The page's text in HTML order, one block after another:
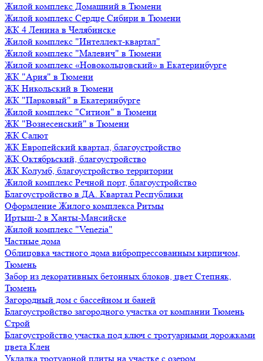
Жилой комплекс Домашний в Тюмени
Жилой комплекс Сердце Сибири в Тюмени
ЖК 4 Ленина в Челябинске
Жилой комплекс "Интеллект-квартал"
Жилой комплекс "Малевич" в Тюмени
Жилой комплекс «Новокольцовский» в Екатеринбурге
ЖК "Ария" в Тюмени
ЖК Никольский в Тюмени
ЖК "Парковый" в Екатеринбурге
Жилой комплекс "Ситион" в Тюмени
ЖК "Вознесенский" в Тюмени
ЖК Салют
ЖК Европейский квартал, благоустройство
ЖК Октябрьский, благоустройство
ЖК Колумб, благоустройство территории
Жилой комплекс Речной порт, благоустройство
Благоустройство в ДА. Квартал Республики
Оформление Жилого комплекса Ритмы
Иртыш-2 в Ханты-Мансийске
Жилой комплекс "Venezia"
Частные дома
Облицовка частного дома вибропрессованным кирпичом,
Тюмень
Забор из декоративных бетонных блоков, цвет Степняк,
Тюмень
Загородный дом с бассейном и баней
Благоустройство загородного участка от компании Тюмень
Строй
Благоустройство участка под ключ с тротуарными дорожками
цвета Клен
Укладка тротуарной плиты на участке с озером